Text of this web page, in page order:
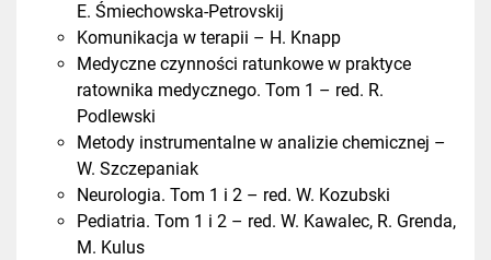
E. Śmiechowska-Petrovskij
Komunikacja w terapii – H. Knapp
Medyczne czynności ratunkowe w praktyce
ratownika medycznego. Tom 1 – red. R.
Podlewski
Metody instrumentalne w analizie chemicznej –
W. Szczepaniak
Neurologia. Tom 1 i 2 – red. W. Kozubski
Pediatria. Tom 1 i 2 – red. W. Kawalec, R. Grenda,
M. Kulus